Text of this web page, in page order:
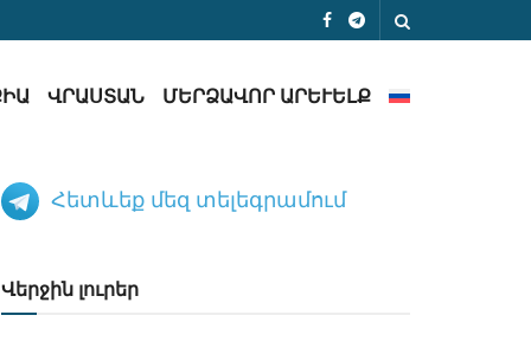
ՎՐԱՍՏԱՆ ՄԵՐՁԱՎՈՐ ԱՐԵՒԵԼՔ
Հետևեք մեզ տելեգրամում
Վերջին լուրեր